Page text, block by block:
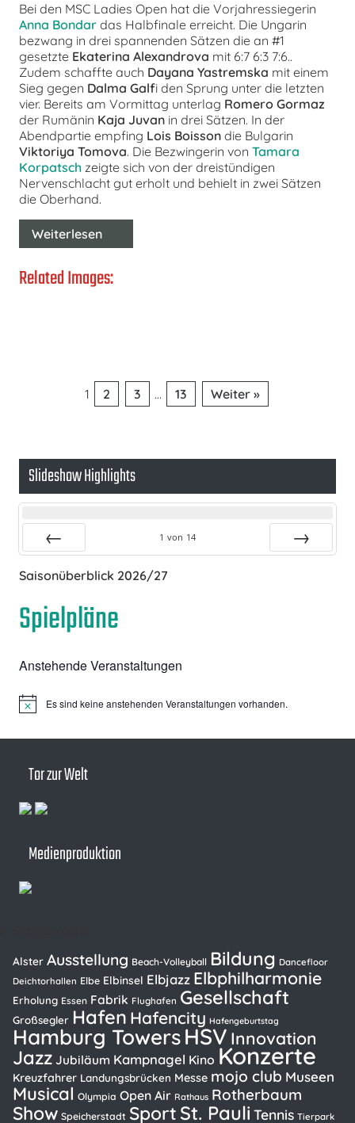
Bei den MSC Ladies Open hat die Vorjahressiegerin
Anna Bondar das Halbfinale erreicht. Die Ungarin
bezwang in drei spannenden Sätzen die an #1
gesetzte Ekaterina Alexandrova mit 6:7 6:3 7:6..
Zudem schaffte auch Dayana Yastremska mit einem
Sieg gegen Dalma Galfi den Sprung unter die letzten
vier. Bereits am Vormittag unterlag Romero Gormaz
der Rumänin Kaja Juvan in drei Sätzen. In der
Abendpartie empfing Lois Boisson die Bulgarin
Viktoriya Tomova. Die Bezwingerin von Tamara
Korpatsch zeigte sich von der dreistündigen
Nervenschlacht gut erholt und behielt in zwei Sätzen
die Oberhand.
Weiterlesen
Related Images:
Seitennummerierung
1 2 3 … 13 Weiter »
Tor zur Welt
Medienproduktion
Slideshow Highlights
1 von 14
Saisonüberblick 2026/27
Spielpläne
Anstehende Veranstaltungen
HinweisEs sind keine anstehenden Veranstaltungen vorhanden.
Alster Ausstellung Beach-Volleyball Bildung Dancefloor
Deichtorhallen Elbe Elbinsel Elbjazz Elbphilharmonie
Erholung Essen Fabrik Flughafen Gesellschaft
Großsegler Hafen Hafencity Hafengeburtstag
Hamburg TowersHSV Innovation
Jazz Jubiläum Kampnagel Kino Konzerte
Kreuzfahrer Landungsbrücken Messe mojo club Museen
Musical Olympia Open Air Rathaus Rotherbaum
Show Speicherstadt Sport St. Pauli Tennis Tierpark